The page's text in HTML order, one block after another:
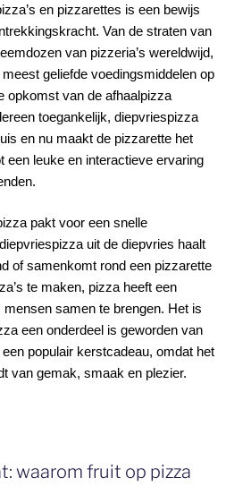
en pizzarettes is een bewijs
Van de straten van
van pizzeria’s wereldwijd,
geliefde voedingsmiddelen op
opkomst van de afhaalpizza
toegankelijk, diepvriespizza
en nu maakt de pizzarette het
een leuke en interactieve ervaring
pakt voor een snelle
uit de diepvries haalt
of samenkomt rond een pizzarette
te maken, pizza heeft een
samen te brengen. Het is
een onderdeel is geworden van
populair kerstcadeau, omdat het
van gemak, smaak en plezier.
waarom fruit op pizza